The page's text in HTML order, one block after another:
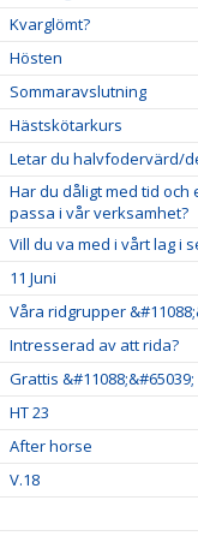
Kvarglömt?
Hösten
Sommaravslutning
Hästskötarkurs
Letar du halvfodervärd/
Har du dåligt med tid
passa i vår verksamhet?
Vill du va med i vårt lag i
11 Juni
Våra ridgrupper
Intresserad av att rida?
Grattis &#11088;&#65039;
HT 23
After horse
V.18